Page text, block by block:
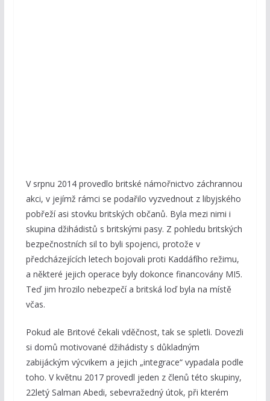
V srpnu 2014 provedlo britské námořnictvo záchrannou
akci, v jejímž rámci se podařilo vyzvednout z libyjského
pobřeží asi stovku britských občanů. Byla mezi nimi i
skupina džihádistů s britskými pasy. Z pohledu britských
bezpečnostních sil to byli spojenci, protože v
předcházejících letech bojovali proti Kaddáfího režimu,
a některé jejich operace byly dokonce financovány MI5.
Teď jim hrozilo nebezpečí a britská loď byla na místě
včas.
Pokud ale Britové čekali vděčnost, tak se spletli. Dovezli
si domů motivované džihádisty s důkladným
zabijáckým výcvikem a jejich „integrace“ vypadala podle
toho. V květnu 2017 provedl jeden z členů této skupiny,
22letý Salman Abedi, sebevražedný útok, při kterém